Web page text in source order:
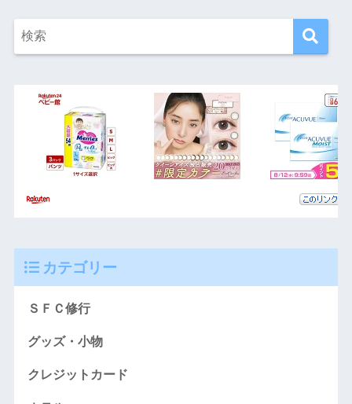
カテゴリー
ＳＦＣ修行
グッズ・小物
クレジットカード